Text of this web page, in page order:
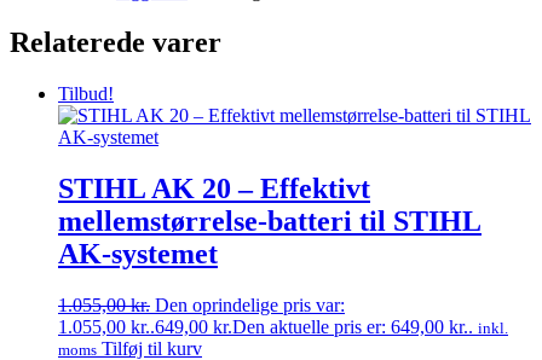
Relaterede varer
Tilbud!
STIHL AK 20 – Effektivt
mellemstørrelse-batteri til STIHL
AK-systemet
1.055,00kr. Den oprindelige pris var:
1.055,00 kr..649,00 kr.Den aktuelle pris er: 649,00 kr.. inkl.
moms Tilføj til kurv